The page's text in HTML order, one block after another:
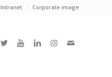
Intranet Corporate image